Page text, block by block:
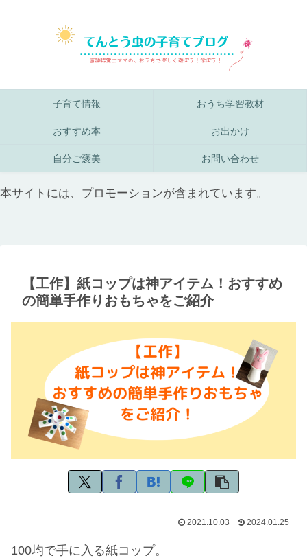
子育て情報 おうち学習教材
おすすめ本 お出かけ
自分ご褒美 お問い合わせ
本サイトには、プロモーションが含まれています。
【工作】紙コップは神アイテム！おすすめ
の簡単手作りおもちゃをご紹介
2021.10.03 2024.01.25
100均で手に入る紙コップ。